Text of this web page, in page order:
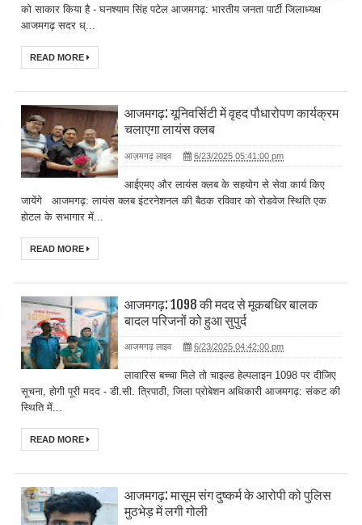
को साकार किया है - घनश्याम सिंह पटेल आजमगढ़: भारतीय जनता पार्टी जिलाध्यक्ष
आजमगढ़ सदर ध्...
READ MORE
आजमगढ़: यूनिवर्सिटी में वृहद पौधारोपण कार्यक्रम
चलाएगा लायंस क्लब
आज़मगढ़ लाइव 6/23/2025 05:41:00 pm
आईएमए और लायंस क्लब के सहयोग से सेवा कार्य किए
जायेंगे आजमगढ़: लायंस क्लब इंटरनेशनल की बैठक रविवार को रोडवेज स्थिति एक
होटल के सभागार में...
READ MORE
आजमगढ़: 1098 की मदद से मूकबधिर बालक
बादल परिजनों को हुआ सुपुर्द
आज़मगढ़ लाइव 6/23/2025 04:42:00 pm
लावारिस बच्चा मिले तो चाइल्ड हेल्पलाइन 1098 पर दीजिए
सूचना, होगी पूरी मदद - डी.सी. त्रिपाठी, जिला प्रोबेशन अधिकारी आजमगढ़: संकट की
स्थिति में...
READ MORE
आजमगढ़: मासूम संग दुष्कर्म के आरोपी को पुलिस
मुठभेड़ में लगी गोली